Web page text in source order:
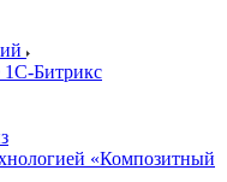
1С-Битрикс
«Композитный